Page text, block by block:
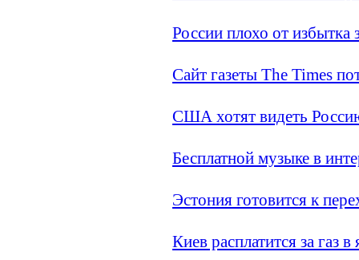
России плохо от избытка
Сайт газеты The Times
США хотят видеть
Бесплатной музыке в
Эстония готовится к
Киев расплатится за газ в